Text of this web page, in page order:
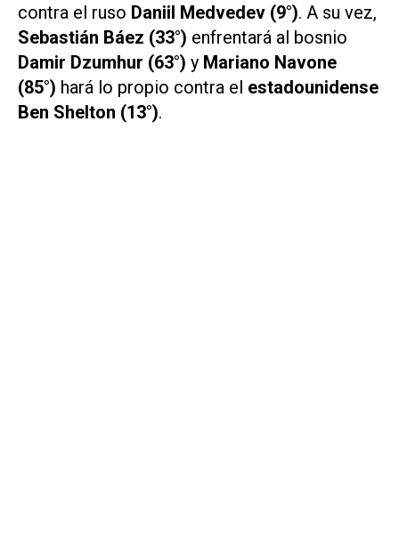
contra el ruso Daniil Medvedev (9°). A su vez,
Sebastián Báez (33°) enfrentará al bosnio
Damir Dzumhur (63°) y Mariano Navone
(85°) hará lo propio contra el estadounidense
Ben Shelton (13°).